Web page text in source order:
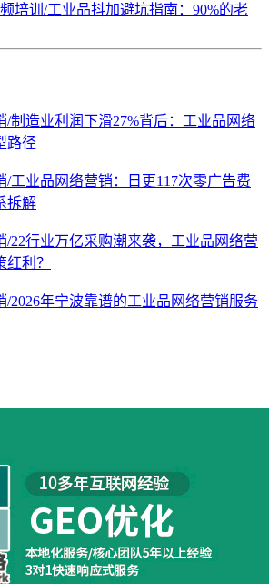
培训/工业品抖加避坑指南：90%的老
/制造业利润下滑27%背后：工业品网络
路径
/工业品网络营销：日更117次零广告费
拆解
/22行业万亿采购潮来袭，工业品网络营
利？
/2026年宁波靠谱的工业品网络营销服务